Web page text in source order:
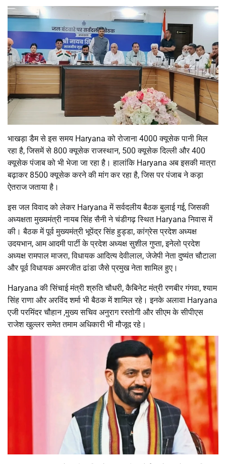
भाखड़ा डैम से इस समय Haryana को रोजाना 4000 क्यूसेक पानी मिल
रहा है, जिसमें से 800 क्यूसेक राजस्थान, 500 क्यूसेक दिल्ली और 400
क्यूसेक पंजाब को भी भेजा जा रहा है। हालांकि Haryana अब इसकी मात्रा
बढ़ाकर 8500 क्यूसेक करने की मांग कर रहा है, जिस पर पंजाब ने कड़ा
ऐतराज जताया है।
इस जल विवाद को लेकर Haryana में सर्वदलीय बैठक बुलाई गई, जिसकी
अध्यक्षता मुख्यमंत्री नायब सिंह सैनी ने चंडीगढ़ स्थित Haryana निवास में
की। बैठक में पूर्व मुख्यमंत्री भूपेंद्र सिंह हुड्डा, कांग्रेस प्रदेश अध्यक्ष
उदयभान, आम आदमी पार्टी के प्रदेश अध्यक्ष सुशील गुप्ता, इनेलो प्रदेश
अध्यक्ष रामपाल माजरा, विधायक आदित्य देवीलाल, जेजेपी नेता दुष्यंत चौटाला
और पूर्व विधायक अमरजीत ढांडा जैसे प्रमुख नेता शामिल हुए।
Haryana की सिंचाई मंत्री श्रुति चौधरी, कैबिनेट मंत्री रणबीर गंगवा, श्याम
सिंह राणा और अरविंद शर्मा भी बैठक में शामिल रहे। इनके अलावा Haryana
एजी परमिंदर चौहान ,मुख्य सचिव अनुराग रस्तोगी और सीएम के सीपीएस
राजेश खुल्लर समेत तमाम अधिकारी भी मौजूद रहे।